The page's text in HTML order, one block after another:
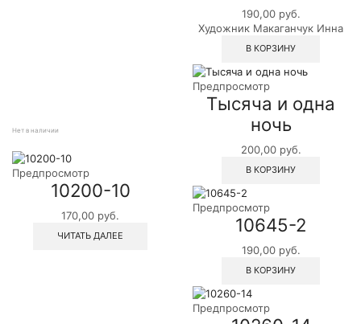
190,00 руб.
Художник Макаганчук Инна
В КОРЗИНУ
Нет в наличии
Предпросмотр
10200-10
170,00 руб.
ЧИТАТЬ ДАЛЕЕ
Предпросмотр
Тысяча и одна
ночь
200,00 руб.
В КОРЗИНУ
Предпросмотр
10645-2
190,00 руб.
В КОРЗИНУ
Предпросмотр